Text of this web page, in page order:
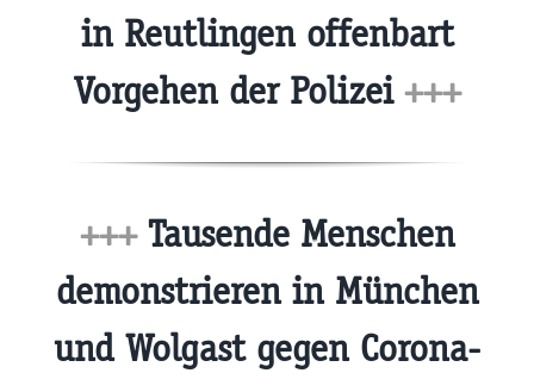
in Reutlingen offenbart
Vorgehen der Polizei +++
+++Tausende Menschen
demonstrieren in München
und Wolgast gegen Corona-